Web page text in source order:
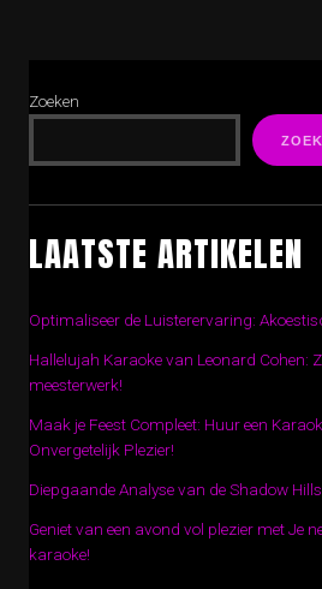
Zoeken
LAATSTE ARTIKELEN
Optimaliseer de Luisterervaring:
Hallelujah Karaoke van Leonard Cohen:
meesterwerk!
Maak je Feest Compleet: Huur een
Onvergetelijk Plezier!
Diepgaande Analyse van de Shadow
Geniet van een avond vol plezier met Je
karaoke!